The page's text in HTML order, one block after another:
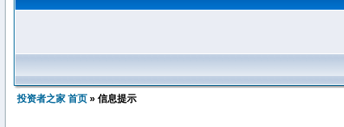
投资者之家 首页 » 信息提示